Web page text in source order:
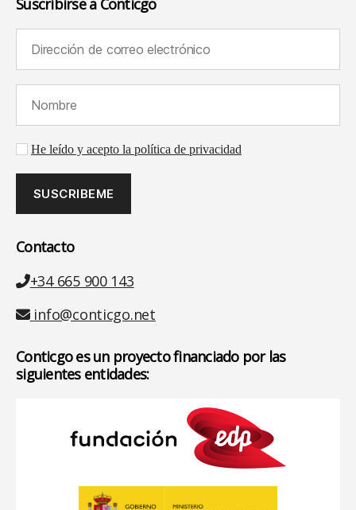
Suscribirse a Conticgo
Aceptación de la política de privacidad
He leído y acepto la política de privacidad
Contacto
Teléfono
+34 665 900 143
Email
info@conticgo.net
Conticgo es un proyecto financiado por las
siguientes entidades: